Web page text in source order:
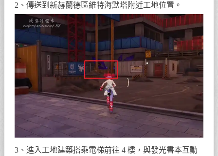
2、傳送到新赫蘭德區維特海默塔附近工地位置。
3、進入工地建築搭乘電梯前往 4 樓，與發光書本互動